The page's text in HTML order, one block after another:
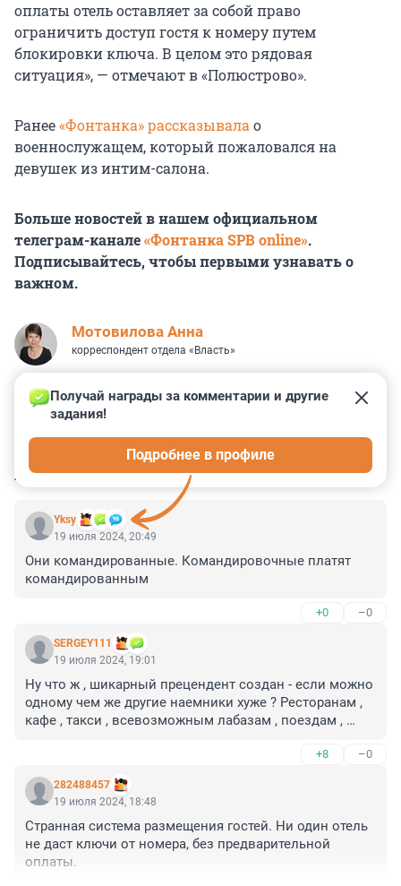
оплаты отель оставляет за собой право
ограничить доступ гостя к номеру путем
блокировки ключа. В целом это рядовая
ситуация», — отмечают в «Полюстрово».
Ранее«Фонтанка» рассказывала о
военнослужащем, который пожаловался на
девушек из интим-салона.
Больше новостей в нашем официальном
телеграм-канале«Фонтанка SPB online».
Подписывайтесь, чтобы первыми узнавать о
важном.
Мотовилова Анна
корреспондент отдела «Власть»
КОММЕНТАРИИ 23
Yksy
Получай награды за комментарии и другие
задания!
Подробнее в профиле
19 июля 2024, 20:49
Они командированные. Командировочные платят
командированным
+0 –0
SERGEY111
19 июля 2024, 19:01
Ну что ж , шикарный прецендент создан - если можно
одному чем же другие наемники хуже ? Ресторанам ,
кафе , такси , всевозможным лабазам , поездам ,
приготовиться - а чем они лучше данной гостиницы ?
+8 –0
282488457
19 июля 2024, 18:48
Странная система размещения гостей. Ни один отель
не даст ключи от номера, без предварительной
оплаты.